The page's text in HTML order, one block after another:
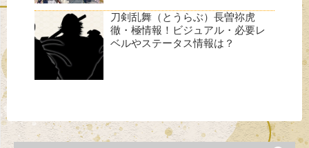
刀剣乱舞（とうらぶ）長曽祢虎
徹・極情報！ビジュアル・必要レ
ベルやステータス情報は？